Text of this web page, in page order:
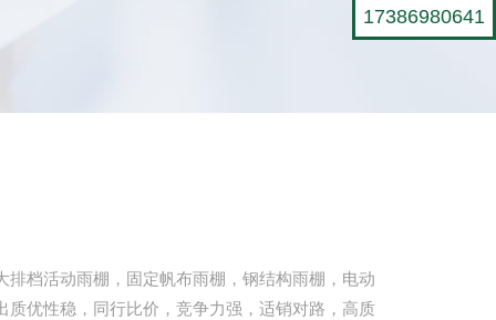
档活动雨棚，固定帆布雨棚，钢结构雨棚，电动
优性稳，同行比价，竞争力强，适销对路，高质
17386980641